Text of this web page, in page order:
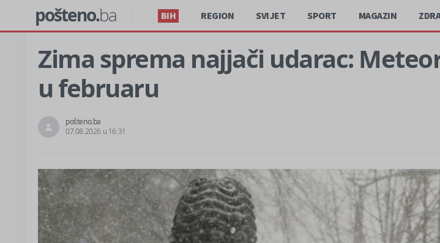
pošteno.ba BIH REGION SVIJET SPORT MAGAZIN
Zima sprema najjači udarac:
u februaru
pošteno.ba
07.08.2026 u 16:31